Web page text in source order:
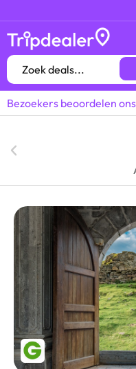
Hetgróótste voordeeluitjes
Bezoekers beoordelen